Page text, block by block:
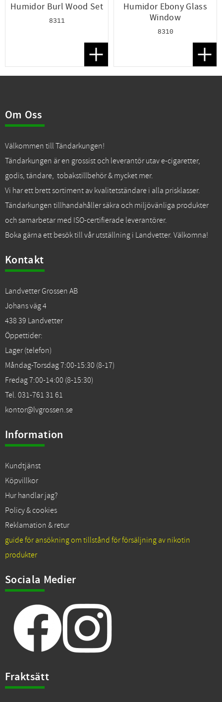
Humidor Burl Wood Set
8311
Lägg till i favoriter
Humidor Ebony Glass
Window
8310
Om Oss
Välkommen till Tändarkungen!
Tändarkungen är en grossist och leverantör utav e-cigaretter,
godis, tändare, tobakstillbehör & mycket mer.
Vi har ett brett sortiment av kvalitetständare i alla prisklasser.
Tändarkungen tillhandahåller säkra och miljövänliga produkter
och samarbetar med ISO-certifierade leverantörer.
Boka gärna ett besök till vår utställning i Landvetter. Välkomna!
Kontakt
Landvetter Grossen AB
Johans väg 4
438 39 Landvetter
Öppettider:
Lager (telefon)
Måndag-Torsdag 7:00-15:30 (8-17)
Fredag 7:00-14:00 (8-15:30)
Tel. 031-761 31 61
kontor@lvgrossen.se
Information
Kundtjänst
Köpvillkor
Hur handlar jag?
Policy & cookies
Reklamation & retur
guide för ansökning om tillstånd för försäljning av nikotin
produkter
Sociala Medier
Fraktsätt